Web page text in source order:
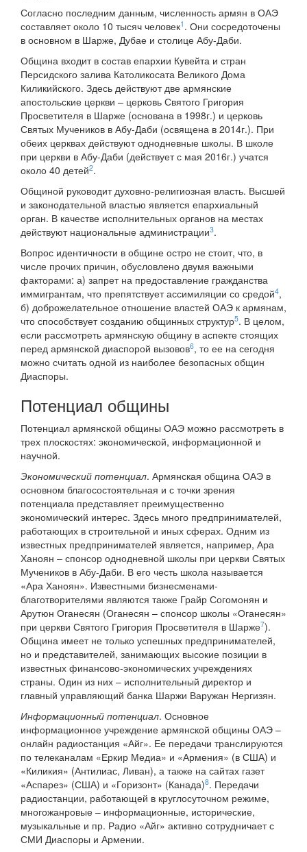
Согласно последним данным, численность армян в ОАЭ
составляет около 10 тысяч человек1 . Они сосредоточены
в основном в Шарже, Дубае и столице Абу-Даби.
Община входит в состав епархии Кувейта и стран
Персидского залива Католикосата Великого Дома
Киликийского. Здесь действуют две армянские
апостольские церкви – церковь Святого Григория
Просветителя в Шарже (основана в 1998г.) и церковь
Святых Мучеников в Абу-Даби (освящена в 2014г.). При
обеих церквах действуют однодневные школы. В школе
при церкви в Абу-Даби (действует с мая 2016г.) учатся
около 40 детей2.
Общиной руководит духовно-религиозная власть. Высшей
и законодательной властью является епархиальный
орган. В качестве исполнительных органов на местах
действуют национальные администрации3.
Вопрос идентичности в общине остро не стоит, что, в
числе прочих причин, обусловлено двумя важными
факторами: а) запрет на предоставление гражданства
иммигрантам, что препятствует ассимиляции со средой4,
б) доброжелательное отношение властей ОАЭ к армянам,
что способствует созданию общинных структур5. В целом,
если рассмотреть армянскую общину в аспекте стоящих
перед армянской диаспорой вызовов6, то ее на сегодня
можно считать одной из наиболее безопасных общин
Диаспоры.
Потенциал общины
Потенциал армянской общины ОАЭ можно рассмотреть в
трех плоскостях: экономической, информационной и
научной.
Экономический потенциал. Армянская община ОАЭ в
основном благосостоятельная и с точки зрения
потенциала представляет преимущественно
экономический интерес. Здесь много предпринимателей,
работающих в строительной и иных сферах. Одним из
известных предпринимателей является, например, Ара
Ханоян – спонсор однодневной школы при церкви Святых
Мучеников в Абу-Даби. В его честь школа называется
«Ара Ханоян». Известными бизнесменами-
благотворителями являются также Грайр Согомонян и
Арутюн Оганесян (Оганесян – спонсор школы «Оганесян»
при церкви Святого Григория Просветителя в Шарже7).
Община имеет не только успешных предпринимателей,
но и представителей, занимающих высокие позиции в
известных финансово-экономических учреждениях
страны. Один из них – исполнительный директор и
главный управляющий банка Шаржи Варужан Нергизян.
Информационный потенциал. Основное
информационное учреждение армянской общины ОАЭ –
онлайн радиостанция «Айг». Ее передачи транслируются
по телеканалам «Еркир Медиа» и «Армения» (в США) и
«Киликия» (Антилиас, Ливан), а также на сайтах газет
«Аспарез» (США) и «Горизонт» (Канада)8. Передачи
радиостанции, работающей в круглосуточном режиме,
многожанровые – информационные, исторические,
музыкальные и пр. Радио «Айг» активно сотрудничает с
СМИ Диаспоры и Армении.